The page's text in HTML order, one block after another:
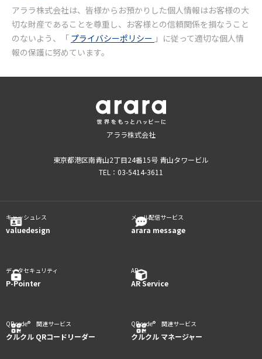
アララ株式会社は、皆様からお預かりした個人情報はお客様の大
切な財産であることを尊重し、お客様との信頼関係を損なうこと
のないよう、「 プライバシーポリシー 」に従って適切な個人情
報の保護に努めています。
アララ株式会社
東京都港区南青山2丁目24番15号 青山タワービル
TEL：03-5414-3611
キャッシュレス
valuedesign
メール配信サービス
arara message
データセキュリティ
P-Pointer
AR
AR Service
QR code® 関連サービス
クルクル QRコードリーダー
QR code® 関連サービス
クルクル マネージャー